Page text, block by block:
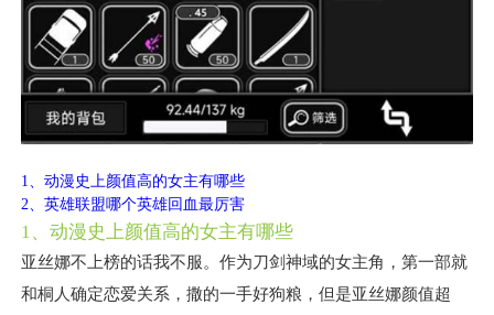
1、动漫史上颜值高的女主有哪些
2、英雄联盟哪个英雄回血最厉害
1、动漫史上颜值高的女主有哪些
亚丝娜不上榜的话我不服。作为刀剑神域的女主角，第一部就
和桐人确定恋爱关系，撒的一手好狗粮，但是亚丝娜颜值超